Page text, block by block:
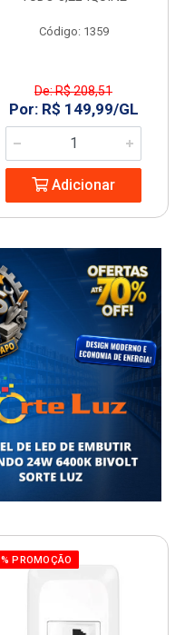
Código: 1359
De: R$ 208,51
Por: R$ 149,99/GL
Adicionar
% PROMOÇÃO